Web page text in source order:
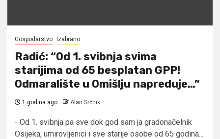
Gospodarstvo Izabrano
Radić: “Od 1. svibnja svima
starijima od 65 besplatan GPP!
Odmaralište u Omišlju napreduje…”
1 godina ago Alan Srčnik
- Od 1. svibnja pa sve dok god sam ja gradonačelnik
Osijeka, umirovljenici i sve starije osobe od 65 godina...